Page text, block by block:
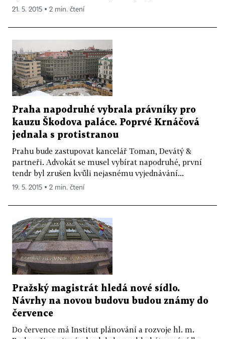
21. 5. 2015 ▪ 2 min. čtení
Praha napodruhé vybrala právníky pro
kauzu Škodova paláce. Poprvé Krnáčová
jednala s protistranou
Prahu bude zastupovat kancelář Toman, Devátý &
partneři. Advokát se musel vybírat napodruhé, první
tendr byl zrušen kvůli nejasnému vyjednávání...
19. 5. 2015 ▪ 2 min. čtení
Pražský magistrát hledá nové sídlo.
Návrhy na novou budovu budou známy do
července
Do července má Institut plánování a rozvoje hl. m.